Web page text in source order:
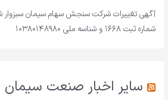
آگهی تغییرات شرکت سنجش سهام سیمان
شماره ثبت ۱۶۶۸ و شناسه ملی ۱۰۳۸۰۱۴۸۹۸۰
سایر اخبار صنعت سیمان